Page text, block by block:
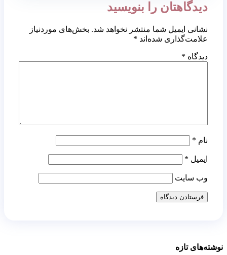
دیدگاهتان را بنویسید
نشانی ایمیل شما منتشر نخواهد شد. بخش‌های موردنیاز
علامت‌گذاری شده‌اند *
دیدگاه *
نام *
ایمیل *
وب‌ سایت
نوشته‌های تازه